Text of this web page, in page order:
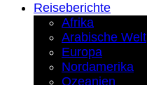
Reiseberichte
Afrika
Arabische Welt
Europa
Nordamerika
Ozeanien